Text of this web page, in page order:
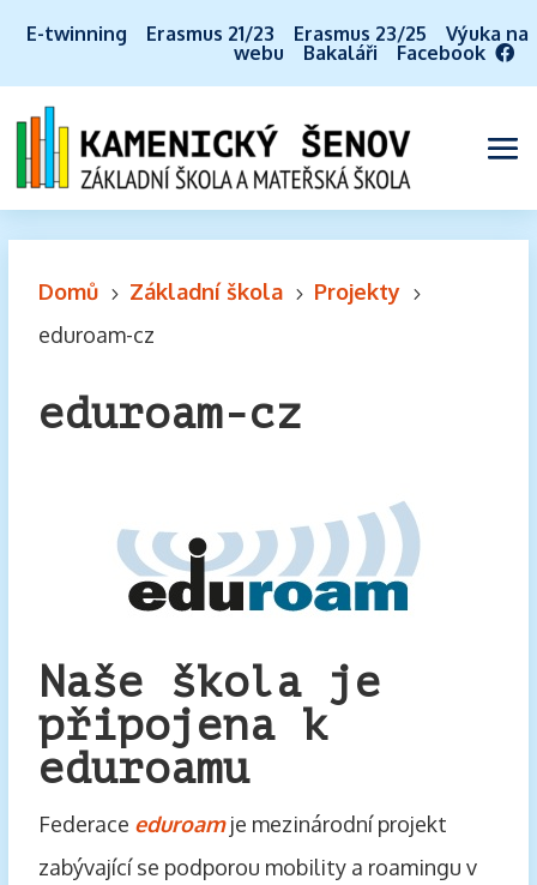
E-twinning Erasmus 21/23 Erasmus 23/25
Výuka na
webu
Bakaláři Facebook
Domů 5 Základní škola 5 Projekty 5
eduroam-cz
eduroam-cz
Naše škola je
připojena k
eduroamu
Federace eduroamje mezinárodní projekt
zabývající se podporou mobility a roamingu v